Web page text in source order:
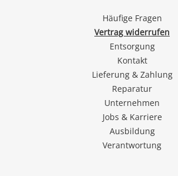
Häufige Fragen
Vertrag widerrufen
Entsorgung
Kontakt
Lieferung & Zahlung
Reparatur
Unternehmen
Jobs & Karriere
Ausbildung
Verantwortung